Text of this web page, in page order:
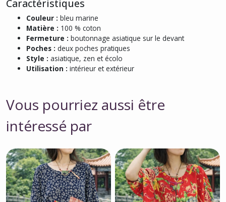
Caractéristiques
Couleur : bleu marine
Matière : 100 % coton
Fermeture : boutonnage asiatique sur le devant
Poches : deux poches pratiques
Style : asiatique, zen et écolo
Utilisation : intérieur et extérieur
Vous pourriez aussi être
intéressé par